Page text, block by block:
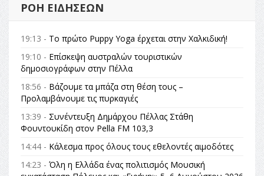
ΡΟΉ ΕΙΔΉΣΕΩΝ
19:13 - Το πρώτο Puppy Yoga έρχεται στην Χαλκιδική!
19:10 - Επίσκεψη αυστραλών τουριστικών
δημοσιογράφων στην Πέλλα
18:56 - Βάζουμε τα μπάζα στη θέση τους –
Προλαμβάνουμε τις πυρκαγιές
13:39 - Συνέντευξη Δημάρχου Πέλλας Στάθη
Φουντουκίδη στον Pella FM 103,3
14:44 - Κάλεσμα προς όλους τους εθελοντές αιμοδότες
14:23 - Όλη η Ελλάδα ένας πολιτισμός Μουσική